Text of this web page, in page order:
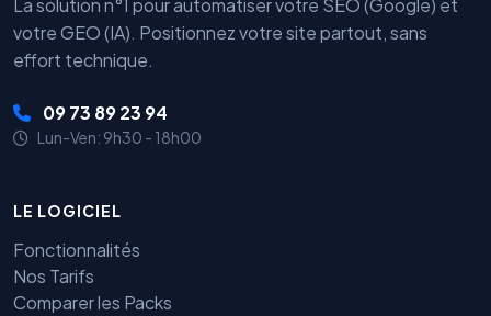
La solution n°1 pour automatiser votre SEO (Google) et
votre GEO (IA). Positionnez votre site partout, sans
effort technique.
09 73 89 23 94
Lun-Ven: 9h30 - 18h00
LE LOGICIEL
Fonctionnalités
Nos Tarifs
Comparer les Packs